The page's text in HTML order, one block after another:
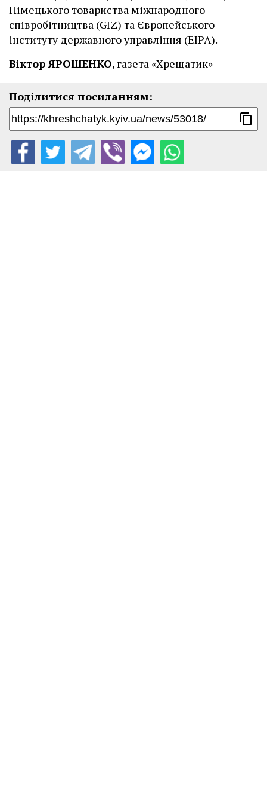
Німецького товариства міжнародного
співробітництва (GIZ) та Європейського
інституту державного управління (EIPA).
Віктор ЯРОШЕНКО, газета «Хрещатик»